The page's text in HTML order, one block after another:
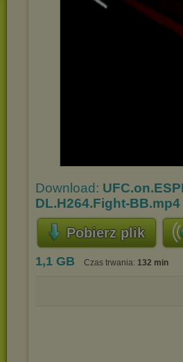
Download:
DL.H264.Fight-BB.mp4
Pobierz plik
1,1 GB Czas trwania: 132 min